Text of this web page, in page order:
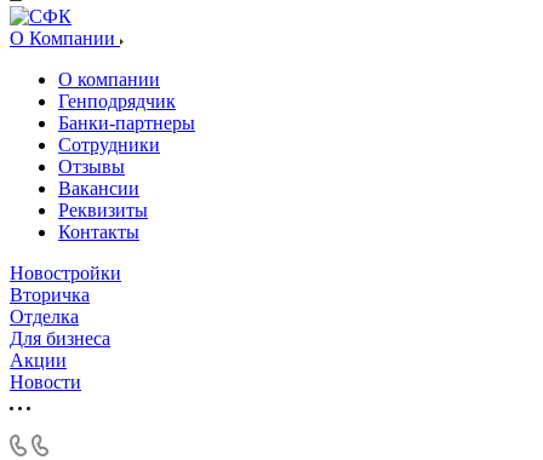
О Компании
О компании
Генподрядчик
Банки-партнеры
Сотрудники
Отзывы
Вакансии
Реквизиты
Контакты
Новостройки
Вторичка
Отделка
Для бизнеса
Акции
Новости